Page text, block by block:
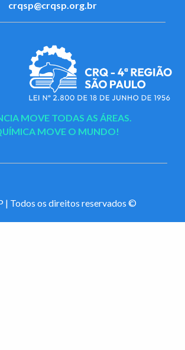
crqsp@crqsp.org.br
MOVE TODAS AS ÁREAS.
MOVE O MUNDO!
| Todos os direitos reservados ©